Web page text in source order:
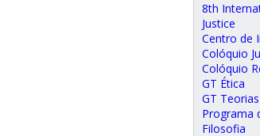
8th
Justice
Centro de
Colóquio
Colóquio
GT Ética
GT
Programa
Filosofia